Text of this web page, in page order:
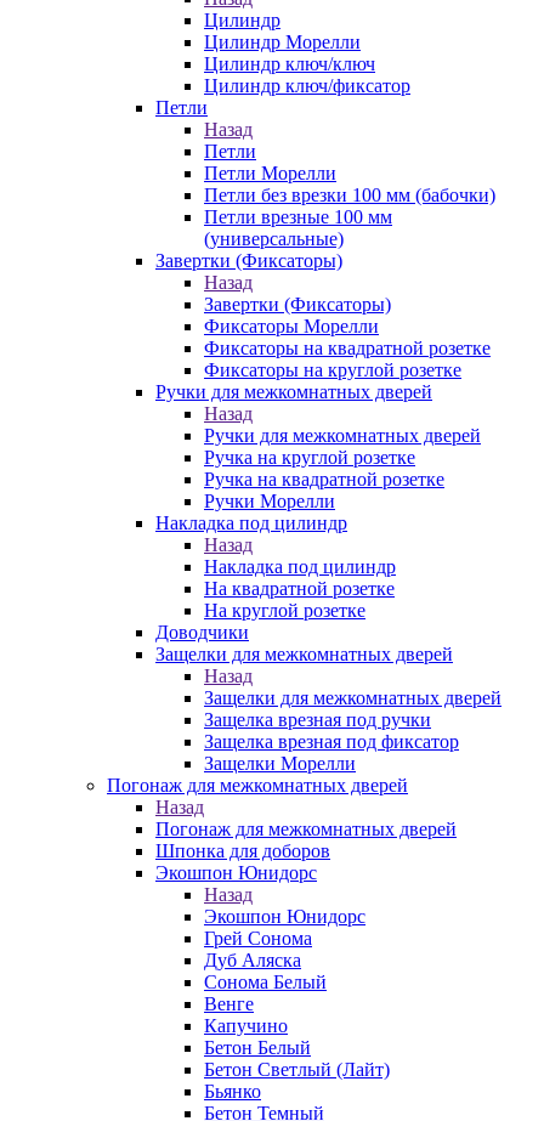
Цилиндр
Цилиндр Морелли
Цилиндр ключ/ключ
Цилиндр ключ/фиксатор
Петли
Назад
Петли
Петли Морелли
Петли без врезки 100 мм (бабочки)
Петли врезные 100 мм
(универсальные)
Завертки (Фиксаторы)
Назад
Завертки (Фиксаторы)
Фиксаторы Морелли
Фиксаторы на квадратной розетке
Фиксаторы на круглой розетке
Ручки для межкомнатных дверей
Назад
Ручки для межкомнатных дверей
Ручка на круглой розетке
Ручка на квадратной розетке
Ручки Морелли
Накладка под цилиндр
Назад
Накладка под цилиндр
На квадратной розетке
На круглой розетке
Доводчики
Защелки для межкомнатных дверей
Назад
Защелки для межкомнатных дверей
Защелка врезная под ручки
Защелка врезная под фиксатор
Защелки Морелли
Погонаж для межкомнатных дверей
Назад
Погонаж для межкомнатных дверей
Шпонка для доборов
Экошпон Юнидорс
Назад
Экошпон Юнидорс
Грей Сонома
Дуб Аляска
Сонома Белый
Венге
Капучино
Бетон Белый
Бетон Светлый (Лайт)
Бьянко
Бетон Темный